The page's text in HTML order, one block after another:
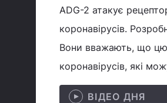
ADG-2 атакує
коронавірусів.
Вони вважають, що цю
коронавірусів, які
ВІДЕО ДНЯ